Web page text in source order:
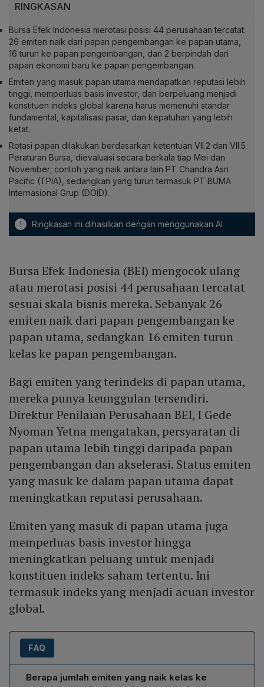
RINGKASAN
Bursa Efek Indonesia merotasi posisi 44 perusahaan tercatat:
26 emiten naik dari papan pengembangan ke papan utama,
16 turun ke papan pengembangan, dan 2 berpindah dari
papan ekonomi baru ke papan pengembangan.
Emiten yang masuk papan utama mendapatkan reputasi lebih
tinggi, memperluas basis investor, dan berpeluang menjadi
konstituen indeks global karena harus memenuhi standar
fundamental, kapitalisasi pasar, dan kepatuhan yang lebih
ketat.
Rotasi papan dilakukan berdasarkan ketentuan VII.2 dan VII.5
Peraturan Bursa, dievaluasi secara berkala tiap Mei dan
November; contoh yang naik antara lain PT Chandra Asri
Pacific (TPIA), sedangkan yang turun termasuk PT BUMA
Internasional Grup (DOID).
! Ringkasan ini dihasilkan dengan menggunakan AI
Bursa Efek Indonesia (BEI) mengocok ulang
atau merotasi posisi 44 perusahaan tercatat
sesuai skala bisnis mereka. Sebanyak 26
emiten naik dari papan pengembangan ke
papan utama, sedangkan 16 emiten turun
kelas ke papan pengembangan.
Bagi emiten yang terindeks di papan utama,
mereka punya keunggulan tersendiri.
Direktur Penilaian Perusahaan BEI, I Gede
Nyoman Yetna mengatakan, persyaratan di
papan utama lebih tinggi daripada papan
pengembangan dan akselerasi. Status emiten
yang masuk ke dalam papan utama dapat
meningkatkan reputasi perusahaan.
Emiten yang masuk di papan utama juga
memperluas basis investor hingga
meningkatkan peluang untuk menjadi
konstituen indeks saham tertentu. Ini
termasuk indeks yang menjadi acuan investor
global.
FAQ
Berapa jumlah emiten yang naik kelas ke